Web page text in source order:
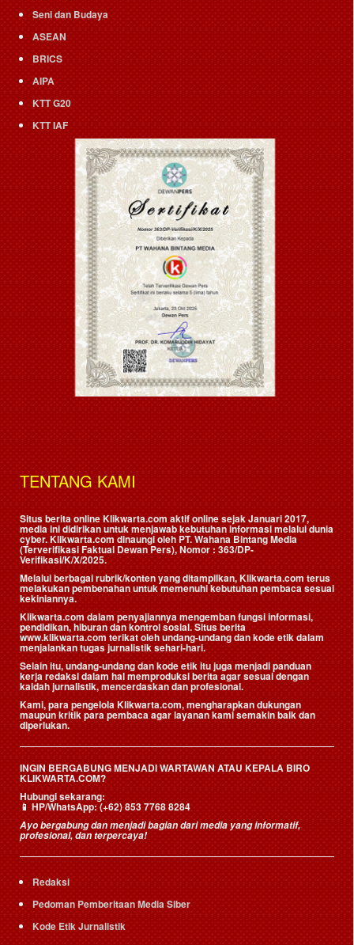
Seni dan Budaya
ASEAN
BRICS
AIPA
KTT G20
KTT IAF
TENTANG KAMI
Situs berita online Klikwarta.com aktif online sejak Januari 2017,
media ini didirikan untuk menjawab kebutuhan informasi melalui dunia
cyber. Klikwarta.com dinaungi oleh PT. Wahana Bintang Media
(Terverifikasi Faktual Dewan Pers), Nomor : 363/DP-
Verifikasi/K/X/2025.
Melalui berbagai rubrik/konten yang ditampilkan, Klikwarta.com terus
melakukan pembenahan untuk memenuhi kebutuhan pembaca sesuai
kekiniannya.
Klikwarta.com dalam penyajiannya mengemban fungsi informasi,
pendidikan, hiburan dan kontrol sosial. Situs berita
www.klikwarta.com terikat oleh undang-undang dan kode etik dalam
menjalankan tugas jurnalistik sehari-hari.
Selain itu, undang-undang dan kode etik itu juga menjadi panduan
kerja redaksi dalam hal memproduksi berita agar sesuai dengan
kaidah jurnalistik, mencerdaskan dan profesional.
Kami, para pengelola Klikwarta.com, mengharapkan dukungan
maupun kritik para pembaca agar layanan kami semakin baik dan
diperlukan.
INGIN BERGABUNG MENJADI WARTAWAN ATAU KEPALA BIRO
KLIKWARTA.COM?
Hubungi sekarang:
📱HP/WhatsApp:(+62) 853 7768 8284
Ayo bergabung dan menjadi bagian dari media yang informatif,
profesional, dan terpercaya!
Redaksi
Pedoman Pemberitaan Media Siber
Kode Etik Jurnalistik